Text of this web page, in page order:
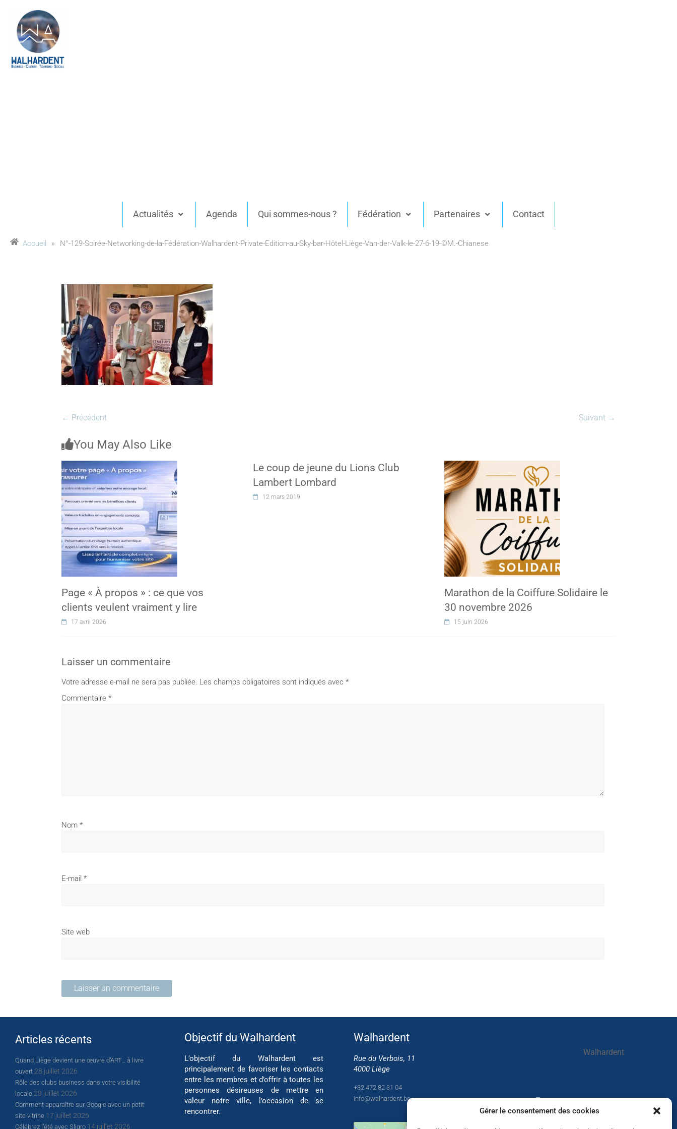
Gérer le consentement des cookies
Actualités Agenda Qui sommes-nous ? Fédération Partenaires Contact
Accueil » N°-129-Soirée-Networking-de-la-Fédération-Walhardent-Private-Edition-au-Sky-bar-Hôtel-Liège-Van-der-Valk-le-27-6-19-©M.-Chianese
← Précédent Suivant →
You May Also Like
Page « À propos » : ce que vos
clients veulent vraiment y lire
17 avril 2026
Le coup de jeune du Lions Club
Lambert Lombard
12 mars 2019
Marathon de la Coiffure Solidaire le
30 novembre 2026
15 juin 2026
Laisser un commentaire
Votre adresse e-mail ne sera pas publiée. Les champs obligatoires sont indiqués avec *
Commentaire *
Nom *
E-mail *
Site web
Articles récents
Quand Liège devient une œuvre d’ART… à livre
ouvert 28 juillet 2026
Rôle des clubs business dans votre visibilité
locale 28 juillet 2026
Comment apparaître sur Google avec un petit
site vitrine 17 juillet 2026
Célébrez l’été avec Sligro 14 juillet 2026
Objectif du Walhardent
L’objectif du Walhardent est
principalement de favoriser les contacts
entre les membres et d’offrir à toutes les
personnes désireuses de mettre en
valeur notre ville, l’occasion de se
rencontrer.
Walhardent
Rue du Verbois, 11
4000 Liège
+32 472 82 31 04
info@walhardent.be
Walhardent
1 day ago